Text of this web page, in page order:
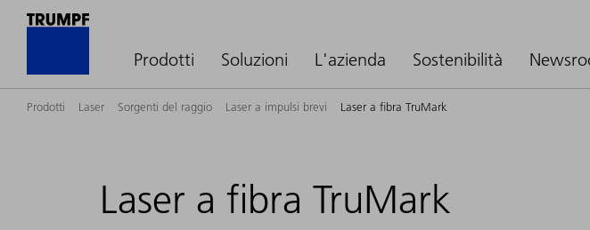
Prodotti Soluzioni L'azienda Sostenibilità
Prodotti Laser Sorgenti del raggio Laser a impulsi brevi Laser a fibra TruMark
Laser a fibra TruMark